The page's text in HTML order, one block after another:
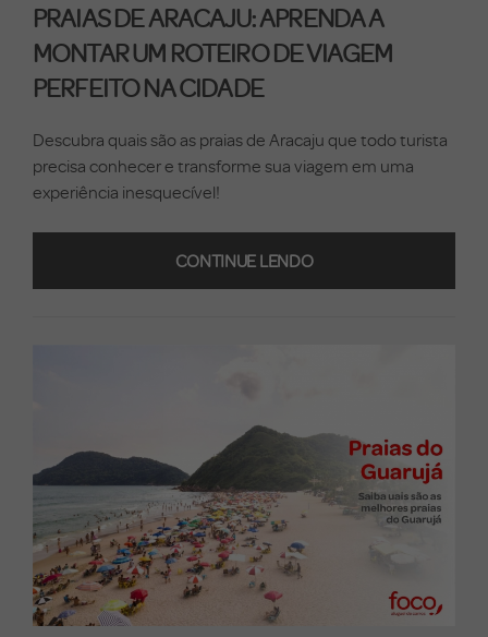
PRAIAS DE ARACAJU: APRENDA A
MONTAR UM ROTEIRO DE VIAGEM
PERFEITO NA CIDADE
Descubra quais são as praias de Aracaju que todo turista
precisa conhecer e transforme sua viagem em uma
experiência inesquecível!
CONTINUE LENDO